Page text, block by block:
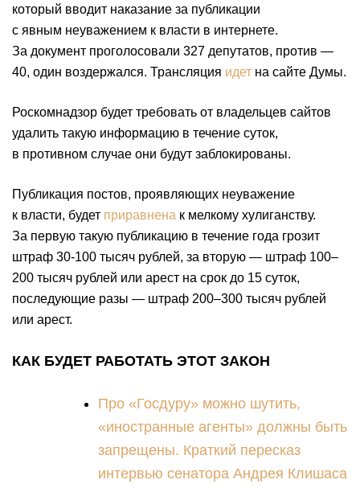
который вводит наказание за публикации
с явным неуважением к власти в интернете.
За документ проголосовали 327 депутатов, против —
40, один воздержался. Трансляция идет на сайте Думы.
Роскомнадзор будет требовать от владельцев сайтов
удалить такую информацию в течение суток,
в противном случае они будут заблокированы.
Публикация постов, проявляющих неуважение
к власти, будет приравнена к мелкому хулиганству.
За первую такую публикацию в течение года грозит
штраф 30-100 тысяч рублей, за вторую — штраф 100–
200 тысяч рублей или арест на срок до 15 суток,
последующие разы — штраф 200–300 тысяч рублей
или арест.
КАК БУДЕТ РАБОТАТЬ ЭТОТ ЗАКОН
Про «Госдуру» можно шутить,
«иностранные агенты» должны быть
запрещены. Краткий пересказ
интервью сенатора Андрея Клишаса